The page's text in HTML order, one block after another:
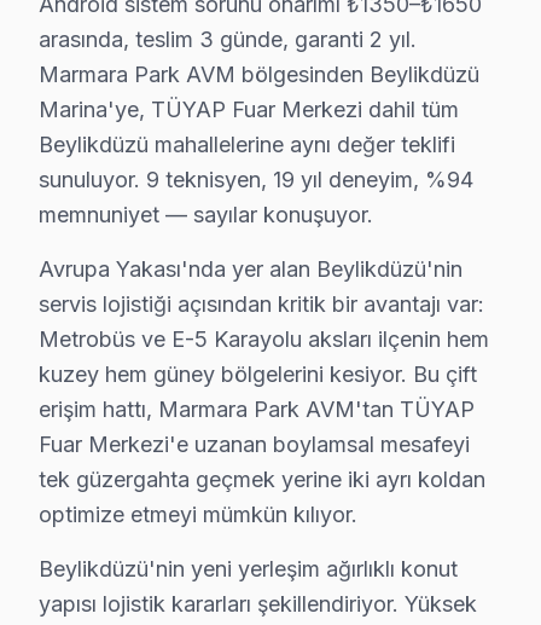
Komşu ilçelerle karşılaştırıldığında Beylikdüzü'nin
Beylikdüzü'de Dijitsu TV bakım ve onarım pratiğinde
İkincisi anakart güç düzlemleri: Dijitsu Smart akıllı
Üçüncüsü eMMC depolama: Dijitsu Android
Beylikdüzü'deki söz konusu model servis hacmi
İkinci pik — Mart sonu: Bahar temizliği sırasında
Üçüncü pik — Haziran: Ramazan Bayramı ve yaz
Beşinci pik — Kasım: Alışveriş sezonu kampanyaları
Beylikdüzü'de Dijitsu servisi seçmeden önce
"Dijitsu VA Panel için orijinal parça mı
"Beylikdüzü'nin her mahallesine geliyor musunuz?"
Beylikdüzü bazlı Dijitsu servis kayıtları, son
Coğrafi kırılıma geçildiğinde Marmara Park AVM
Beylikdüzü Genelinde Dijitsu TV Tamir Ağı
arasında, teslim 3 günde, garanti 2 yıl.
Marmara Park AVM bölgesinden Beylikdüzü
Marina'ye, TÜYAP Fuar Merkezi dahil tüm
Beylikdüzü mahallelerine aynı değer teklifi
sunuluyor. 9 teknisyen, 19 yıl deneyim, %94
memnuniyet — sayılar konuşuyor.
Avrupa Yakası'nda yer alan Beylikdüzü'nin
servis lojistiği açısından kritik bir avantajı var:
Metrobüs ve E-5 Karayolu aksları ilçenin hem
kuzey hem güney bölgelerini kesiyor. Bu çift
erişim hattı, Marmara Park AVM'tan TÜYAP
Fuar Merkezi'e uzanan boylamsal mesafeyi
tek güzergahta geçmek yerine iki ayrı koldan
optimize etmeyi mümkün kılıyor.
Beylikdüzü'nin yeni yerleşim ağırlıklı konut
yapısı lojistik kararları şekillendiriyor. Yüksek